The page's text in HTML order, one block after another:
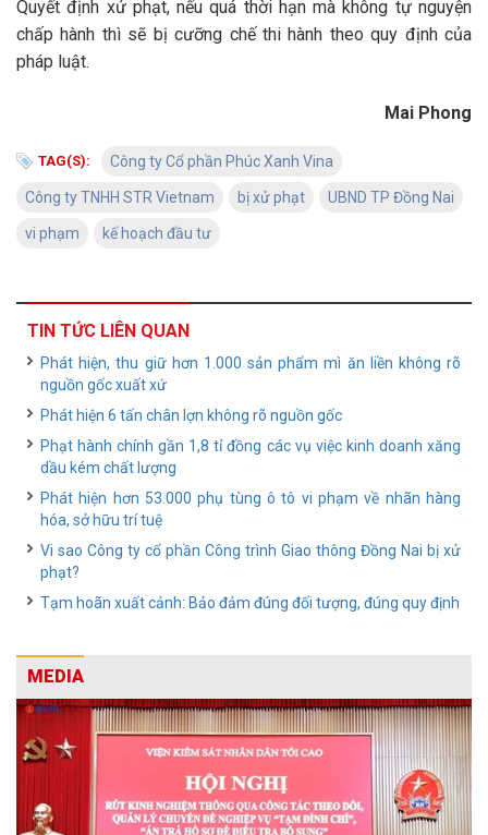
Quyết định xử phạt, nếu quá thời hạn mà không tự nguyện
chấp hành thì sẽ bị cưỡng chế thi hành theo quy định của
pháp luật.
Mai Phong
TAG(S): Công ty Cổ phần Phúc Xanh Vina
Công ty TNHH STR Vietnam bị xử phạt UBND TP Đồng Nai
vi phạm kế hoạch đầu tư
TIN TỨC LIÊN QUAN
Phát hiện, thu giữ hơn 1.000 sản phẩm mì ăn liền không rõ
nguồn gốc xuất xứ
Phát hiện 6 tấn chân lợn không rõ nguồn gốc
Phạt hành chính gần 1,8 tỉ đồng các vụ việc kinh doanh xăng
dầu kém chất lượng
Phát hiện hơn 53.000 phụ tùng ô tô vi phạm về nhãn hàng
hóa, sở hữu trí tuệ
Vi sao Công ty cổ phần Công trình Giao thông Đồng Nai bị xử
phạt?
Tạm hoãn xuất cảnh: Bảo đảm đúng đối tượng, đúng quy định
MEDIA